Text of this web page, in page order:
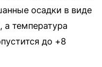
осадки в виде
а температура
до +8